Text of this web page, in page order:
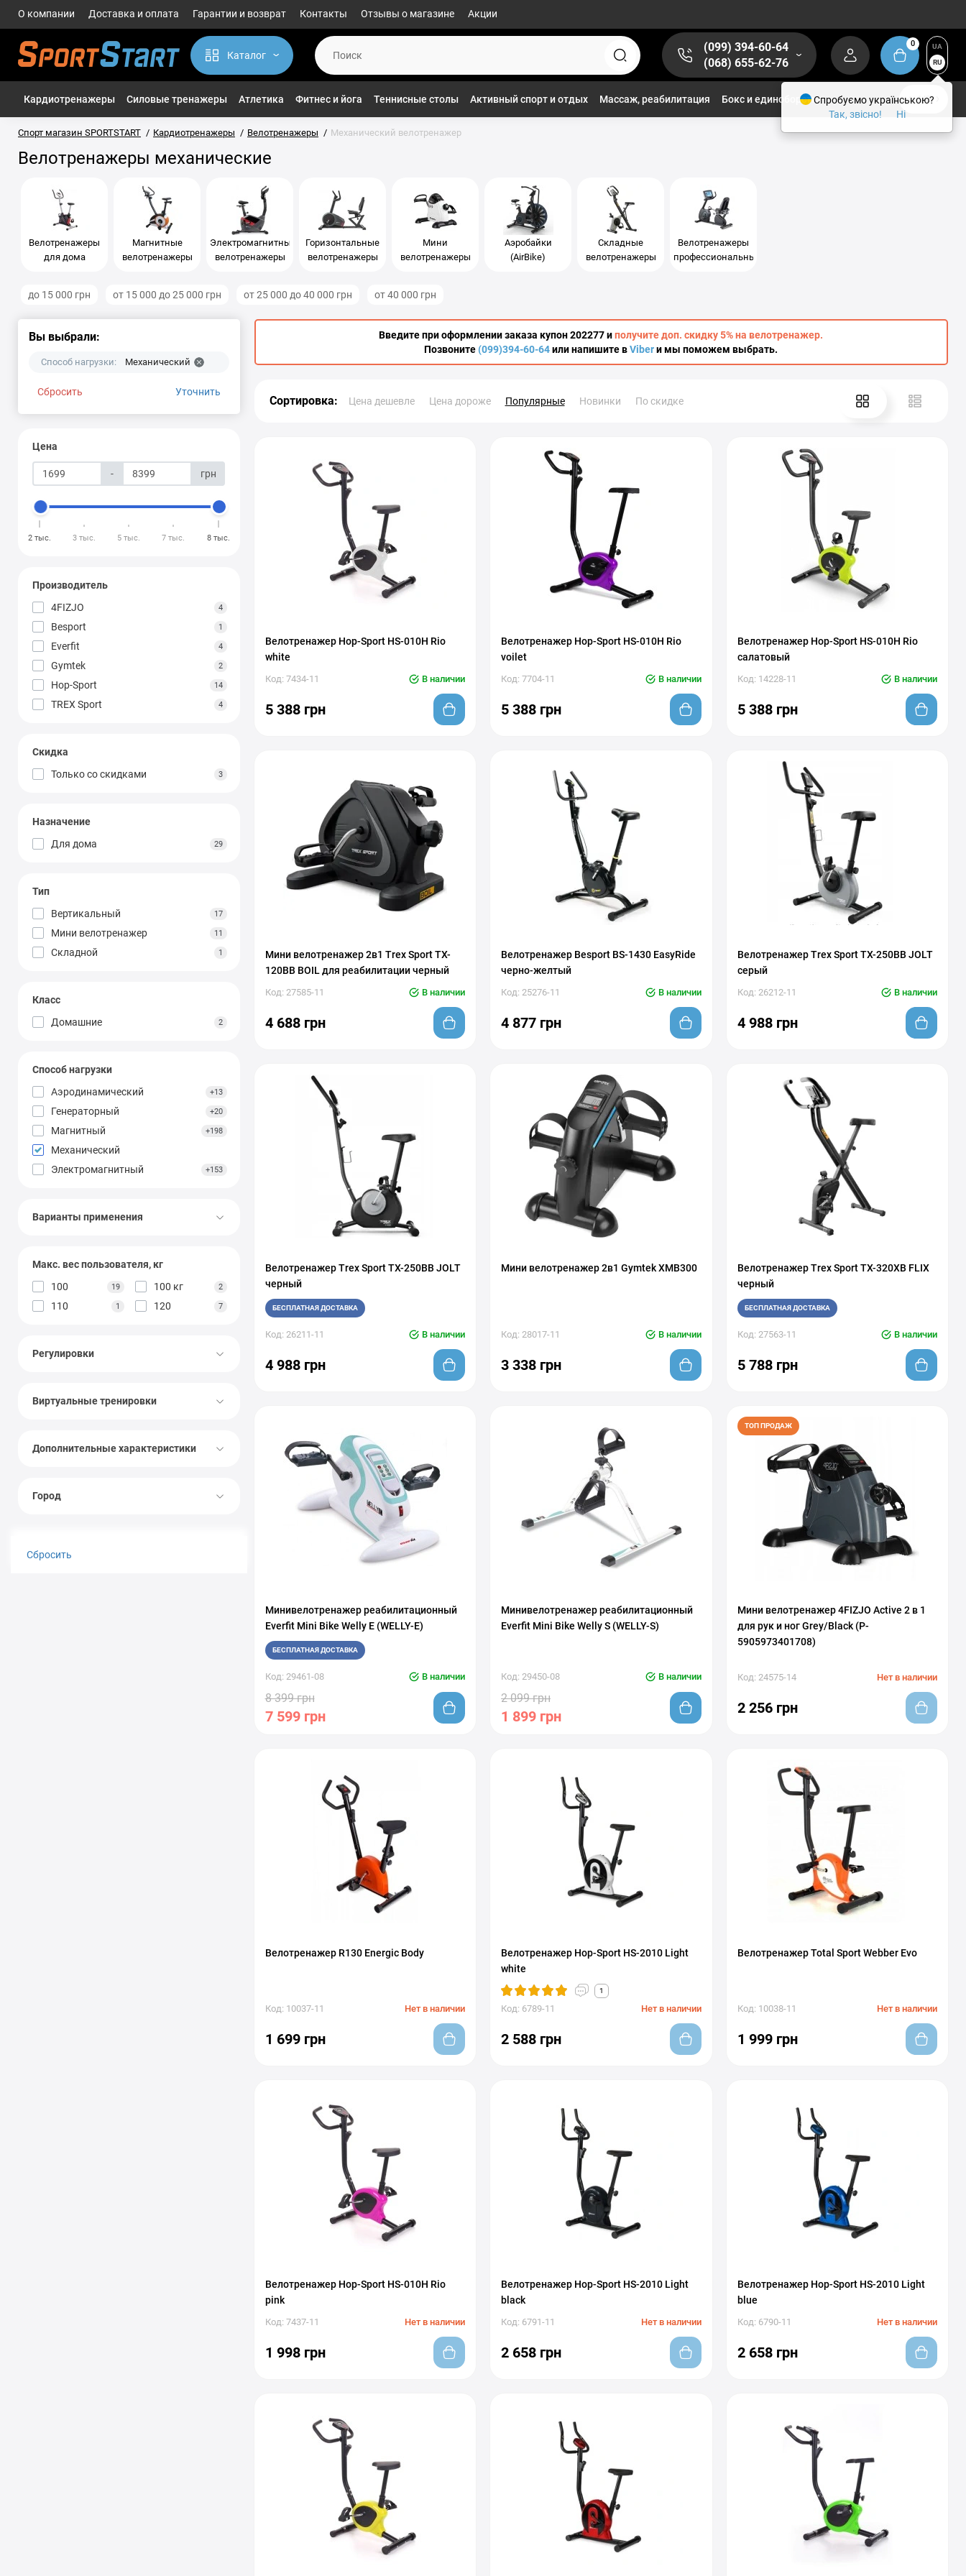
О компании Доставка и оплата Гарантии и возврат Контакты Отзывы о магазине Акции
Каталог
(099) 394-60-64
(068) 655-62-76
0
UA
RU
Кардиотренажеры Силовые тренажеры Атлетика Фитнес и йога Теннисные столы Активный спорт и отдых Массаж, реабилитация Бокс и единоборства 1/2
Спорт магазин SPORTSTART Кардиотренажеры Велотренажеры Механический велотренажер
Велотренажеры механические
Велотренажеры
для дома
Магнитные
велотренажеры
Электромагнитные
велотренажеры
Горизонтальные
велотренажеры
Мини
велотренажеры
Аэробайки
(AirBike)
Складные
велотренажеры
Велотренажеры
профессиональные
до 15 000 грн от 15 000 до 25 000 грн от 25 000 до 40 000 грн от 40 000 грн
Вы выбрали:
Способ нагрузки: Механический
Сбросить Уточнить
Цена
- грн
2 тыс. 3 тыс. 5 тыс. 7 тыс. 8 тыс.
Производитель
4FIZJO
4
Besport 1
Everfit 4
Gymtek 2
Hop-Sport 14
TREX Sport 4
Скидка
Только со cкидками
3
Назначение
Для дома
29
Тип
Вертикальный
17
Мини велотренажер 11
Складной 1
Класс
Домашние
2
Способ нагрузки
Аэродинамический
+13
Генераторный +20
Магнитный +198
Механический
Электромагнитный
+153
Варианты применения
Макс. вес пользователя, кг
100
19 100 кг 2
110 1 120 7
Регулировки
Виртуальные тренировки
Дополнительные характеристики
Город
Сбросить
Введите при оформлении заказа купон 202277 иполучите доп. скидку 5% на велотренажер.
Позвоните(099)394-60-64или напишите вViberи мы поможем выбрать.
Сортировка: Цена дешевле Цена дороже Популярные Новинки По скидке
Велотренажер Hop-Sport HS-010H Rio
white
Код: 7434-11 В наличии
5 388 грн
Велотренажер Hop-Sport HS-010H Rio
voilet
Код: 7704-11 В наличии
5 388 грн
Велотренажер Hop-Sport HS-010H Rio
салатовый
Код: 14228-11 В наличии
5 388 грн
Мини велотренажер 2в1 Trex Sport TX-
120BB BOIL для реабилитации черный
Код: 27585-11 В наличии
4 688 грн
Велотренажер Besport BS-1430 EasyRide
черно-желтый
Код: 25276-11 В наличии
4 877 грн
Велотренажер Trex Sport TX-250BB JOLT
серый
Код: 26212-11 В наличии
4 988 грн
Велотренажер Trex Sport TX-250BB JOLT
черный
БЕСПЛАТНАЯ ДОСТАВКА
Код: 26211-11 В наличии
4 988 грн
Мини велотренажер 2в1 Gymtek XMB300
Код: 28017-11 В наличии
3 338 грн
Велотренажер Trex Sport TX-320XB FLIX
черный
БЕСПЛАТНАЯ ДОСТАВКА
Код: 27563-11 В наличии
5 788 грн
Минивелотренажер реабилитационный
Everfit Mini Bike Welly E (WELLY-E)
БЕСПЛАТНАЯ ДОСТАВКА
Код: 29461-08 В наличии
8 399 грн
7 599 грн
Минивелотренажер реабилитационный
Everfit Mini Bike Welly S (WELLY-S)
Код: 29450-08 В наличии
2 099 грн
1 899 грн
ТОП ПРОДАЖ
Мини велотренажер 4FIZJO Active 2 в 1
для рук и ног Grey/Black (P-
5905973401708)
Код: 24575-14 Нет в наличии
2 256 грн
Велотренажер R130 Energic Body
Код: 10037-11 Нет в наличии
1 699 грн
Велотренажер Hop-Sport HS-2010 Light
white
1
Код: 6789-11 Нет в наличии
2 588 грн
Велотренажер Total Sport Webber Evo
Код: 10038-11 Нет в наличии
1 999 грн
Велотренажер Hop-Sport HS-010H Rio
pink
Код: 7437-11 Нет в наличии
1 998 грн
Велотренажер Hop-Sport HS-2010 Light
black
Код: 6791-11 Нет в наличии
2 658 грн
Велотренажер Hop-Sport HS-2010 Light
blue
Код: 6790-11 Нет в наличии
2 658 грн
Спробуємо українською?
Так, звісно!
Ні